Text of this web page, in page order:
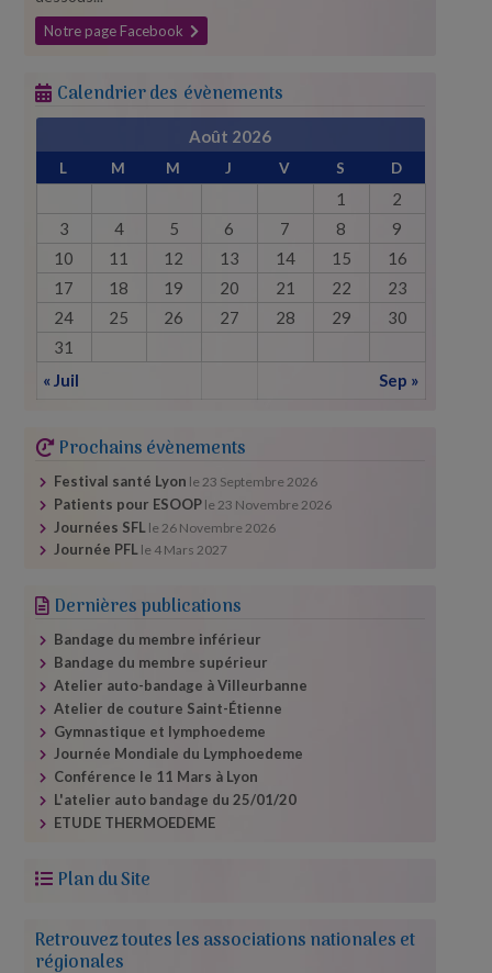
Notre page Facebook
Calendrier des évènements
Août 2026
L M M J V S D
1
2
3
4 5 6 7 8
9
10
11 12 13 14 15
16
17
18 19 20 21 22
23
24
25 26 27 28 29
30
31
« Juil
Sep »
Prochains évènements
Festival santé Lyon le23 Septembre 2026
Patients pour ESOOP le 23 Novembre 2026
Journées SFL le 26 Novembre 2026
Journée PFL le 4 Mars 2027
Dernières publications
Bandage du membre inférieur
Bandage du membre supérieur
Atelier auto-​bandage à Villeurbanne
Atelier de couture Saint-Étienne
Gymnastique et lymphoedeme
Journée Mondiale du Lymphoedeme
Conférence le 11 Mars à Lyon
L'atelier auto bandage du 25/​01/​20
ETUDE THERMOEDEME
Plan du Site
Retrouvez toutes les associations nationales et
régionales